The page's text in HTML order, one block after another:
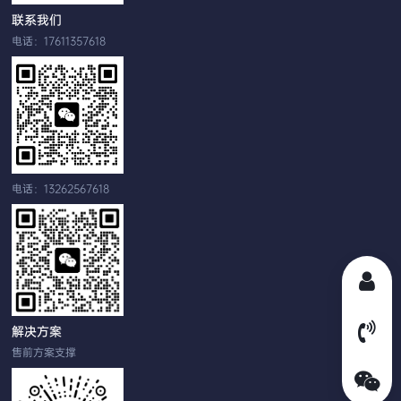
联系我们
电话：17611357618
电话：13262567618
解决方案
售前方案支撑